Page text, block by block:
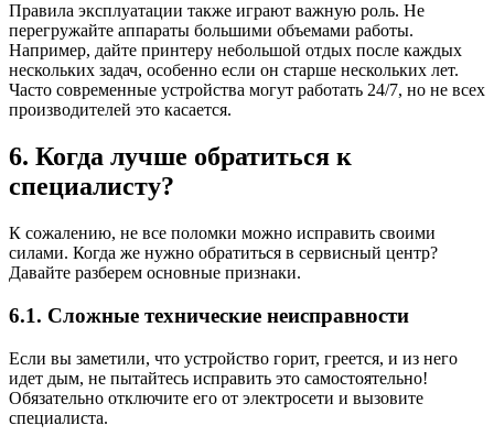
Правила эксплуатации также играют важную роль. Не
перегружайте аппараты большими объемами работы.
Например, дайте принтеру небольшой отдых после каждых
нескольких задач, особенно если он старше нескольких лет.
Часто современные устройства могут работать 24/7, но не всех
производителей это касается.
6. Когда лучше обратиться к
специалисту?
К сожалению, не все поломки можно исправить своими
силами. Когда же нужно обратиться в сервисный центр?
Давайте разберем основные признаки.
6.1. Сложные технические неисправности
Если вы заметили, что устройство горит, греется, и из него
идет дым, не пытайтесь исправить это самостоятельно!
Обязательно отключите его от электросети и вызовите
специалиста.